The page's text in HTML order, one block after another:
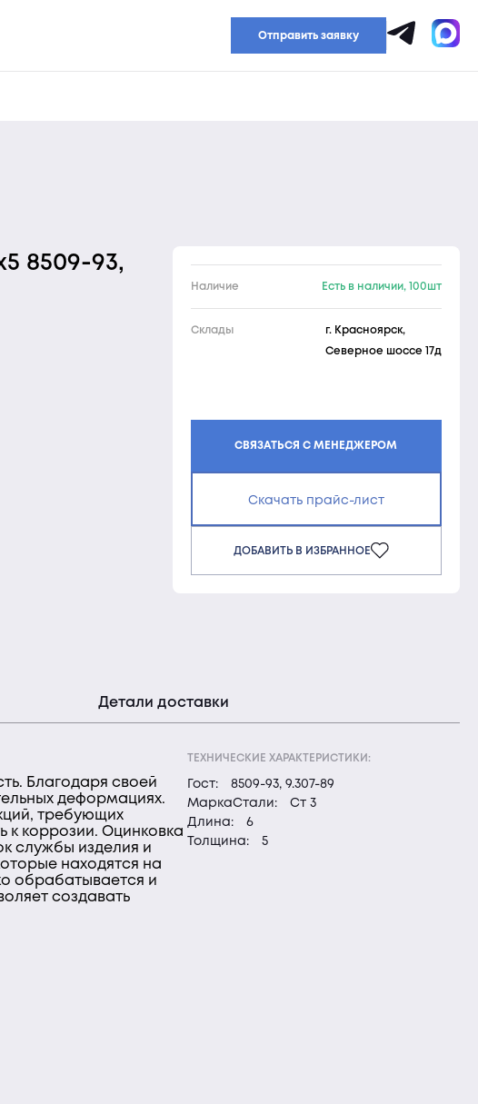
Отправить заявку
8509-93,
Наличие Есть в наличии, 100шт
Склады г. Красноярск,
Северное шоссе 17д
СВЯЗАТЬСЯ С МЕНЕДЖЕРОМ
Скачать прайс-лист
ДОБАВИТЬ В ИЗБРАННОЕ
Детали доставки
Благодаря своей
деформациях.
требующих
к коррозии. Оцинковка
службы изделия и
находятся на
обрабатывается и
создавать
ТЕХНИЧЕСКИЕ ХАРАКТЕРИСТИКИ:
Гост:
8509-93, 9.307-89
МаркаСтали:
Ст 3
Длина:
6
Толщина:
5